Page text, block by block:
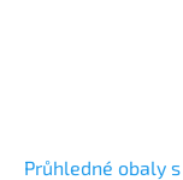
Průhledné obaly s